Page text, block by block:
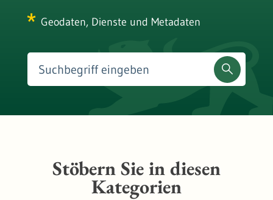
Geodaten, Dienste und Metadaten
Stöbern Sie in diesen
Kategorien